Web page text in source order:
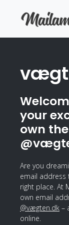
your
own
Are you
email address
right place. At
own email
@vægten.dk –
online.